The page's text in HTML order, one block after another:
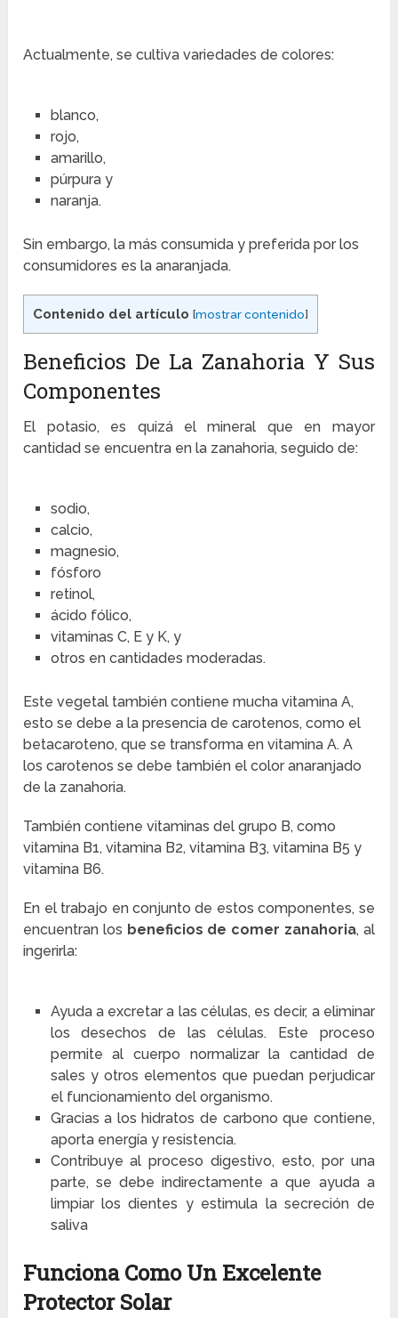
Actualmente, se cultiva variedades de colores:
blanco,
rojo,
amarillo,
púrpura y
naranja.
Sin embargo, la más consumida y preferida por los
consumidores es la anaranjada.
Contenido del artículo [mostrar contenido]
Beneficios De La Zanahoria Y Sus
Componentes
El potasio, es quizá el mineral que en mayor
cantidad se encuentra en la zanahoria, seguido de:
sodio,
calcio,
magnesio,
fósforo
retinol,
ácido fólico,
vitaminas C, E y K, y
otros en cantidades moderadas.
Este vegetal también contiene mucha vitamina A,
esto se debe a la presencia de carotenos, como el
betacaroteno, que se transforma en vitamina A. A
los carotenos se debe también el color anaranjado
de la zanahoria.
También contiene vitaminas del grupo B, como
vitamina B1, vitamina B2, vitamina B3, vitamina B5 y
vitamina B6.
En el trabajo en conjunto de estos componentes, se
encuentran los beneficios de comer zanahoria, al
ingerirla:
Ayuda a excretar a las células, es decir, a eliminar
los desechos de las células. Este proceso
permite al cuerpo normalizar la cantidad de
sales y otros elementos que puedan perjudicar
el funcionamiento del organismo.
Gracias a los hidratos de carbono que contiene,
aporta energía y resistencia.
Contribuye al proceso digestivo, esto, por una
parte, se debe indirectamente a que ayuda a
limpiar los dientes y estimula la secreción de
saliva
Funciona Como Un Excelente
Protector Solar